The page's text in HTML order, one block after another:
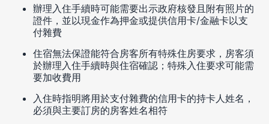
辦理入住手續時可能需要出示政府核發且附有照片的
證件，並以現金作為押金或提供信用卡/金融卡以支
付雜費
住宿無法保證能符合房客所有特殊住房要求，房客須
於辦理入住手續時與住宿確認；特殊入住要求可能需
要加收費用
入住時指明將用於支付雜費的信用卡的持卡人姓名，
必須與主要訂房的房客姓名相符